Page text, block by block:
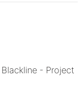
Blackline - Project